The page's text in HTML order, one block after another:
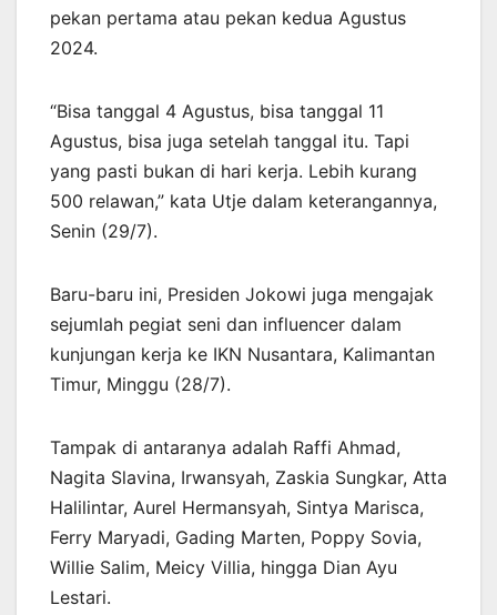
pekan pertama atau pekan kedua Agustus
2024.
“Bisa tanggal 4 Agustus, bisa tanggal 11
Agustus, bisa juga setelah tanggal itu. Tapi
yang pasti bukan di hari kerja. Lebih kurang
500 relawan,” kata Utje dalam keterangannya,
Senin (29/7).
Baru-baru ini, Presiden Jokowi juga mengajak
sejumlah pegiat seni dan influencer dalam
kunjungan kerja ke IKN Nusantara, Kalimantan
Timur, Minggu (28/7).
Tampak di antaranya adalah Raffi Ahmad,
Nagita Slavina, Irwansyah, Zaskia Sungkar, Atta
Halilintar, Aurel Hermansyah, Sintya Marisca,
Ferry Maryadi, Gading Marten, Poppy Sovia,
Willie Salim, Meicy Villia, hingga Dian Ayu
Lestari.